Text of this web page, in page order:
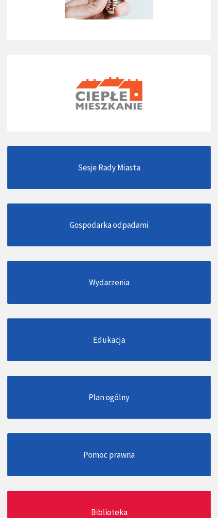
Sesje Rady Miasta
Gospodarka odpadami
Wydarzenia
Edukacja
Plan ogólny
Pomoc prawna
Biblioteka